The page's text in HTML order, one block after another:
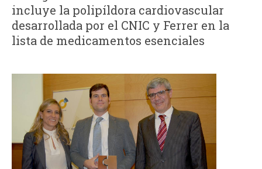
d
a
incluye la polipíldora cardiovascular
desarrollada por el CNIC y Ferrer en la
lista de medicamentos esenciales